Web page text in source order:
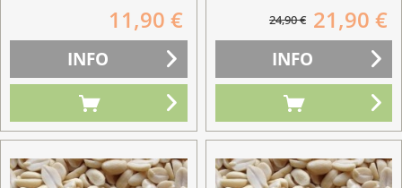
11,90 €
INFO
24,90 € 21,90 €
INFO